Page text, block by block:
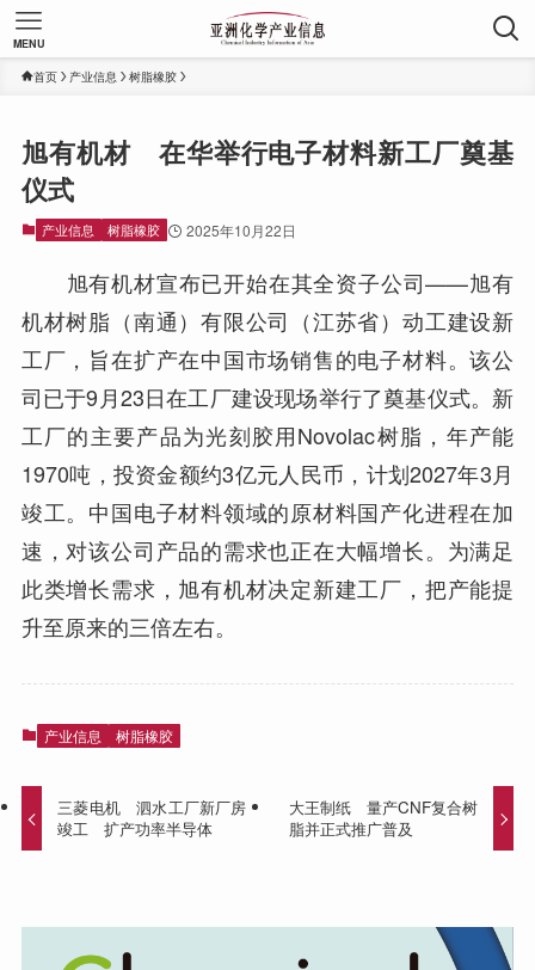
MENU
首页 产业信息 树脂橡胶
旭有机材 在华举行电子材料新工厂奠基
仪式
产业信息 树脂橡胶 2025年10月22日
旭有机材宣布已开始在其全资子公司——旭有
机材树脂（南通）有限公司（江苏省）动工建设新
工厂，旨在扩产在中国市场销售的电子材料。该公
司已于9月23日在工厂建设现场举行了奠基仪式。新
工厂的主要产品为光刻胶用Novolac树脂，年产能
1970吨，投资金额约3亿元人民币，计划2027年3月
竣工。中国电子材料领域的原材料国产化进程在加
速，对该公司产品的需求也正在大幅增长。为满足
此类增长需求，旭有机材决定新建工厂，把产能提
升至原来的三倍左右。
产业信息 树脂橡胶
三菱电机 泗水工厂新厂房
竣工 扩产功率半导体
大王制纸 量产CNF复合树
脂并正式推广普及